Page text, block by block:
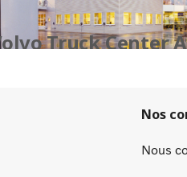
Truck Center
Nos
Nous